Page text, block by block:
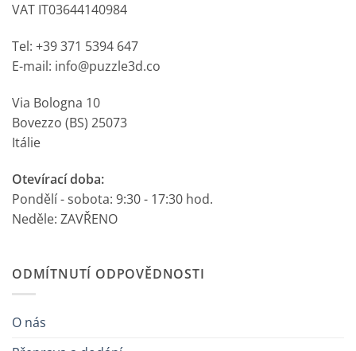
VAT IT03644140984
Tel: +39 371 5394 647
E-mail: info@puzzle3d.co
Via Bologna 10
Bovezzo (BS) 25073
Itálie
Otevírací doba:
Pondělí - sobota: 9:30 - 17:30 hod.
Neděle: ZAVŘENO
ODMÍTNUTÍ ODPOVĚDNOSTI
O nás